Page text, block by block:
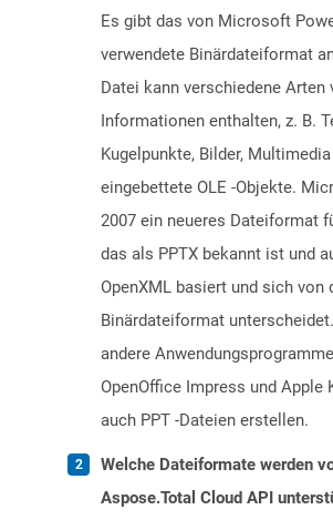
Es gibt das von Microsoft
verwendete Binärdateiformat
Datei kann verschiedene Arten
Informationen enthalten, z. B.
Kugelpunkte, Bilder,
eingebettete OLE -Objekte.
2007 ein neueres Dateiformat
das als PPTX bekannt ist und
OpenXML basiert und sich von
Binärdateiformat
andere
OpenOffice Impress und Apple
auch PPT -Dateien erstellen.
Welche Dateiformate werden
Aspose.Total Cloud API